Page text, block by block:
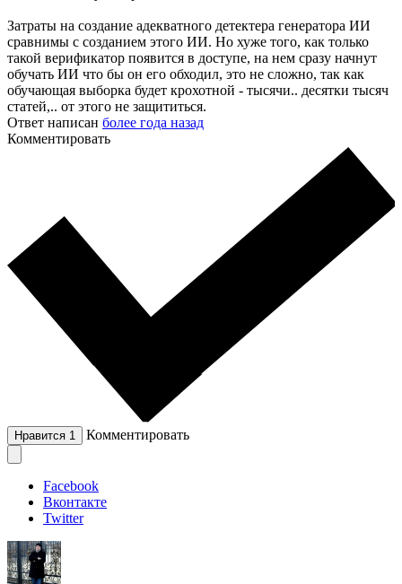
Затраты на создание адекватного детектера генератора ИИ
сравнимы с созданием этого ИИ. Но хуже того, как только
такой верификатор появится в доступе, на нем сразу начнут
обучать ИИ что бы он его обходил, это не сложно, так как
обучающая выборка будет крохотной - тысячи.. десятки тысяч
статей,.. от этого не защититься.
Ответ написан более года назад
Комментировать
Нравится 1 Комментировать
Facebook
Вконтакте
Twitter